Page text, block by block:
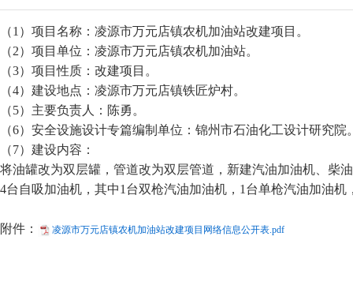
（1）项目名称：凌源市万元店镇农机加油站改建项目。
（2）项目单位：凌源市万元店镇农机加油站。
（3）项目性质：改建项目。
（4）建设地点：凌源市万元店镇铁匠炉村。
（5）主要负责人：陈勇。
（6）安全设施设计专篇编制单位：锦州市石油化工设计研究院
（7）建设内容：
将油罐改为双层罐，管道改为双层管道，新建汽油加油机、柴
4台自吸加油机，其中1台双枪汽油加油机，1台单枪汽油加油机
附件： 凌源市万元店镇农机加油站改建项目网络信息公开表.pdf